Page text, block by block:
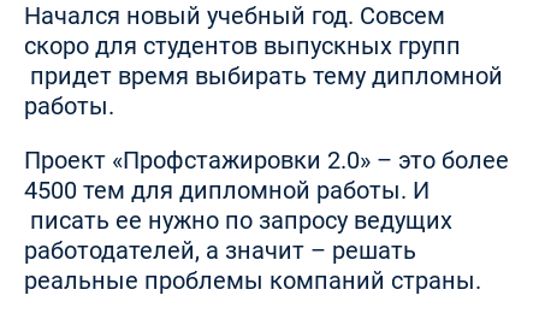
Начался новый учебный год. Совсем
скоро для студентов выпускных групп
придет время выбирать тему дипломной
работы.
Проект «Профстажировки 2.0» – это более
4500 тем для дипломной работы. И
писать ее нужно по запросу ведущих
работодателей, а значит – решать
реальные проблемы компаний страны.